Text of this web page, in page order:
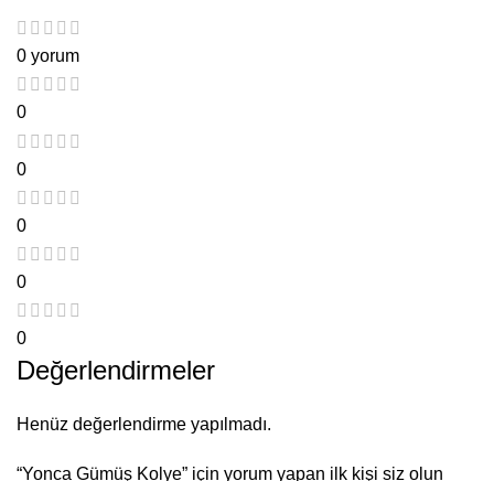
0 yorum
0
0
0
0
0
Değerlendirmeler
Henüz değerlendirme yapılmadı.
“Yonca Gümüş Kolye” için yorum yapan ilk kişi siz olun